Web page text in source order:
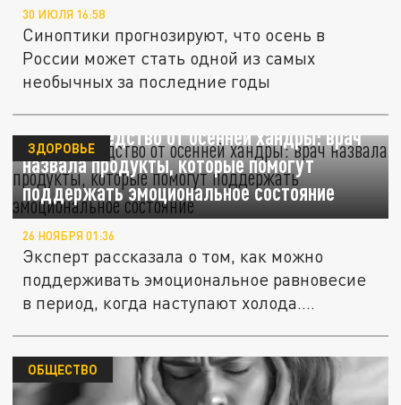
30 ИЮЛЯ 16:58
Синоптики прогнозируют, что осень в
России может стать одной из самых
необычных за последние годы
Лучшее средство от осенней хандры: врач
назвала продукты, которые помогут
поддержать эмоциональное состояние
ЗДОРОВЬЕ
26 НОЯБРЯ 01:36
Эксперт рассказала о том, как можно
поддерживать эмоциональное равновесие
в период, когда наступают холода....
ОБЩЕСТВО